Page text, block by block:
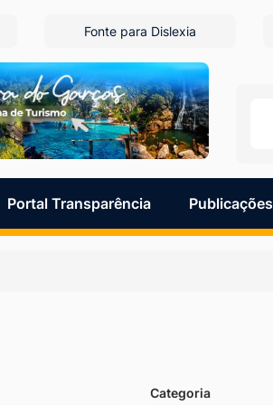
Fonte para Dislexia
Portal Transparência Publicações
Categoria